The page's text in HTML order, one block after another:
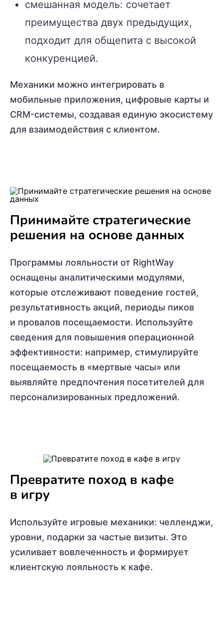
смешанная модель: сочетает
преимущества двух предыдущих,
подходит для общепита с высокой
конкуренцией.
Механики можно интегрировать в
мобильные приложения, цифровые карты и
CRM-системы, создавая единую экосистему
для взаимодействия с клиентом.
Принимайте стратегические
решения на основе данных
Программы лояльности от RightWay
оснащены аналитическими модулями,
которые отслеживают поведение гостей,
результативность акций, периоды пиков
и провалов посещаемости. Используйте
сведения для повышения операционной
эффективности: например, стимулируйте
посещаемость в «мертвые часы» или
выявляйте предпочтения посетителей для
персонализированных предложений.
Превратите поход в кафе
в игру
Используйте игровые механики: челленджи,
уровни, подарки за частые визиты. Это
усиливает вовлеченность и формирует
клиентскую лояльность к кафе.